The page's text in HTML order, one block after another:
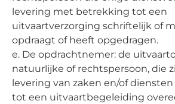
levering met betrekking tot een
uitvaartverzorging schriftelijk of
opdraagt of heeft opgedragen.
e. De opdrachtnemer: de
natuurlijke of rechtspersoon, die
levering van zaken en/of
tot een uitvaartbegeleiding